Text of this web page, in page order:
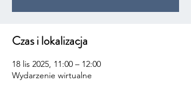
Czas i lokalizacja
18 lis 2025, 11:00 – 12:00
Wydarzenie wirtualne